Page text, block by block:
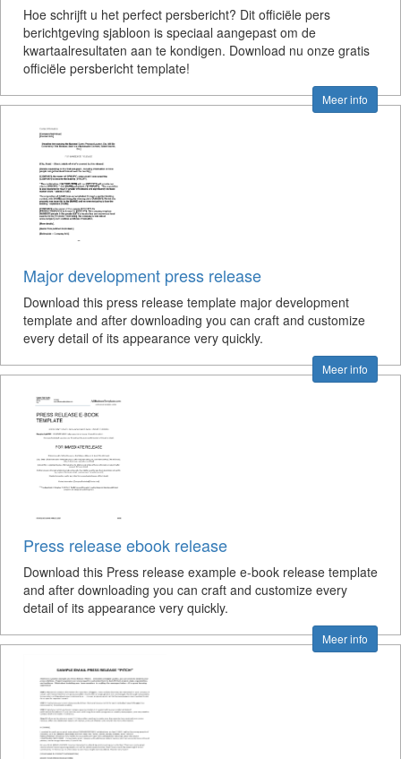
Hoe schrijft u het perfect persbericht? Dit officiële pers
berichtgeving sjabloon is speciaal aangepast om de
kwartaalresultaten aan te kondigen. Download nu onze gratis
officiële persbericht template!
Meer info
Major development press release
Download this press release template major development
template and after downloading you can craft and customize
every detail of its appearance very quickly.
Meer info
Press release ebook release
Download this Press release example e-book release template
and after downloading you can craft and customize every
detail of its appearance very quickly.
Meer info